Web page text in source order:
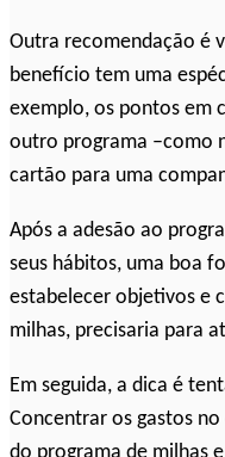
Outra recomendação é
benefício tem uma
exemplo, os pontos em
outro programa –como
cartão para uma
Após a adesão ao
seus hábitos, uma boa
estabelecer objetivos e
milhas, precisaria para
Em seguida, a dica é
Concentrar os gastos
do programa de milhas